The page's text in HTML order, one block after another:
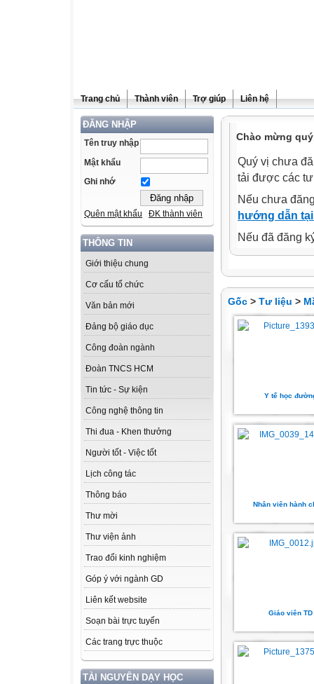
Trang chủ Thành viên Trợ giúp Liên hệ
ĐĂNG NHẬP
Tên truy nhập
Mật khẩu
Ghi nhớ
Quên mật khẩu ĐK thành viên
THÔNG TIN
Giới thiệu chung
Cơ cấu tổ chức
Văn bản mới
Đảng bộ giáo dục
Công đoàn ngành
Đoàn TNCS HCM
Tin tức - Sự kiện
Công nghệ thông tin
Thi đua - Khen thưởng
Người tốt - Việc tốt
Lịch công tác
Thông báo
Thư mời
Thư viện ảnh
Trao đổi kinh nghiệm
Góp ý với ngành GD
Liên kết website
Soạn bài trực tuyến
Các trang trực thuộc
TÀI NGUYÊN DẠY HỌC
Chào mừng
Quý vị chưa
tải được các
Nếu chưa
hướng dẫn
Nếu đã đăng
Gốc > Tư liệu >
Y tế học
Nhân viên hành
Giáo viên TD